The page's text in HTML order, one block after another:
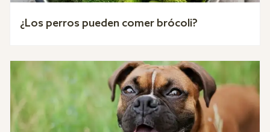
¿Los perros pueden comer brócoli?